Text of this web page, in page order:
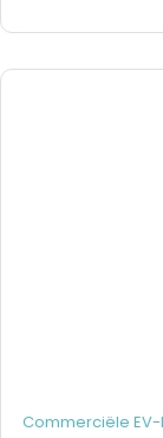
Commerciële